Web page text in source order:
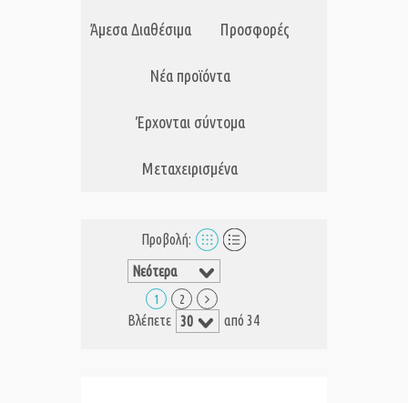
Άμεσα Διαθέσιμα Προσφορές
Νέα προϊόντα
Έρχονται σύντομα
Μεταχειρισμένα
Προβολή:
1 2
Βλέπετε από 34